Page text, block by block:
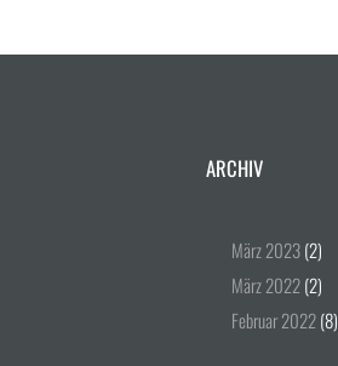
ARCHIV
März2023(2)
März2022(2)
Februar2022(8)